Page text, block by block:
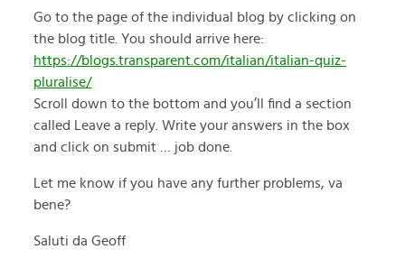
Go to the page of the individual blog by clicking on
the blog title. You should arrive here:
https://blogs.transparent.com/italian/italian-quiz-
pluralise/
Scroll down to the bottom and you’ll find a section
called Leave a reply. Write your answers in the box
and click on submit … job done.
Let me know if you have any further problems, va
bene?
Saluti da Geoff